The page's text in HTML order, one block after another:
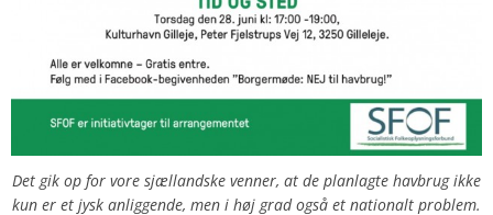
Det gik op for vore sjællandske venner, at de planlagte havbrug ikke
kun er et jysk anliggende, men i høj grad også et nationalt problem.